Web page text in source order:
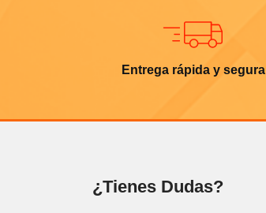
Entrega rápida y segura
¿Tienes Dudas?